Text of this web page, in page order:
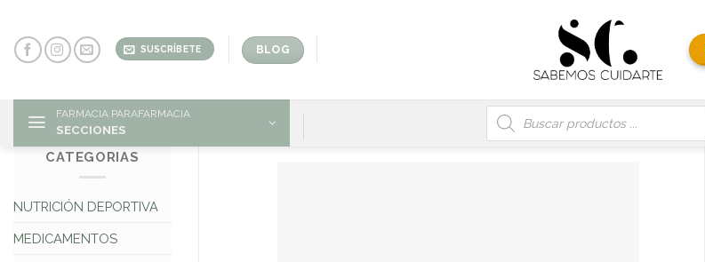
content
SUSCRÍBETE BLOG
FARMACIA PARAFARMACIA
SECCIONES
Búsqueda
de
productos
CATEGORIAS
NUTRICIÓN DEPORTIVA
MEDICAMENTOS